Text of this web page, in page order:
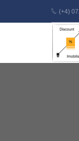
(+4)